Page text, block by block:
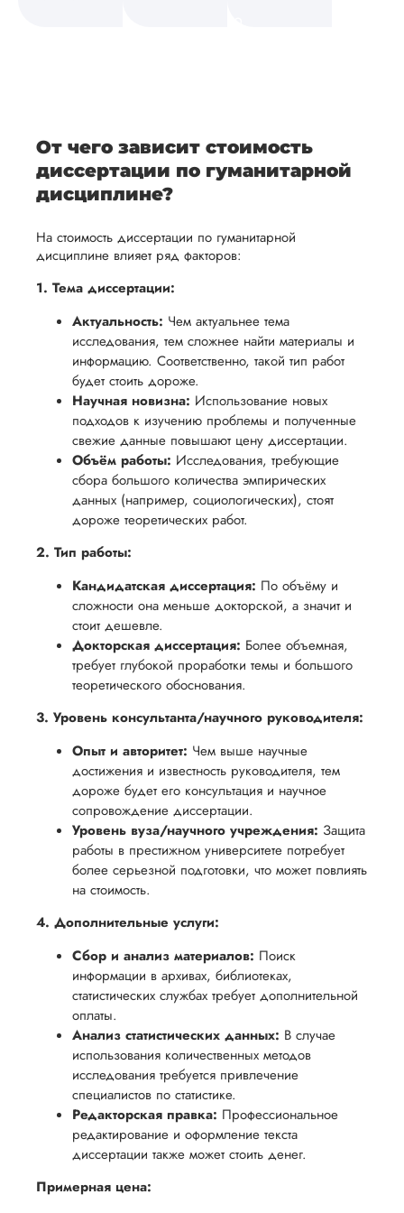
а также
темы.
готовы
предоставить
помощь
подготовке
презентации
и речи
перед
защитой.
Наша
цель -
обеспечить
вам
уверенность
в своей
работе и
помочь
пройти
процесс
защиты
научной
работы.
и
проведения
проверки
работы,
установленная
сумма
будет
возвращена
заказчику.
стремимся
осуществлять
процесс
возврата
способом,
удобным
для вас,
разумные
сроки
после
утверждения
запроса
возврат.
работы. В
начале
сотрудничества
мы
обсудим
договоримся
о сроках
выполнения,
чтобы
учесть
все
аспекты
написания
работы.
От чего зависит стоимость
диссертации по гуманитарной
дисциплине?
На стоимость диссертации по гуманитарной
дисциплине влияет ряд факторов:
1. Тема диссертации:
Актуальность: Чем актуальнее тема
исследования, тем сложнее найти материалы и
информацию. Соответственно, такой тип работ
будет стоить дороже.
Научная новизна: Использование новых
подходов к изучению проблемы и полученные
свежие данные повышают цену диссертации.
Объём работы: Исследования, требующие
сбора большого количества эмпирических
данных (например, социологических), стоят
дороже теоретических работ.
2. Тип работы:
Кандидатская диссертация: По объёму и
сложности она меньше докторской, а значит и
стоит дешевле.
Докторская диссертация: Более объемная,
требует глубокой проработки темы и большого
теоретического обоснования.
3. Уровень консультанта/научного руководителя:
Опыт и авторитет: Чем выше научные
достижения и известность руководителя, тем
дороже будет его консультация и научное
сопровождение диссертации.
Уровень вуза/научного учреждения: Защита
работы в престижном университете потребует
более серьезной подготовки, что может повлиять
на стоимость.
4. Дополнительные услуги:
Сбор и анализ материалов: Поиск
информации в архивах, библиотеках,
статистических службах требует дополнительной
оплаты.
Анализ статистических данных: В случае
использования количественных методов
исследования требуется привлечение
специалистов по статистике.
Редакторская правка: Профессиональное
редактирование и оформление текста
диссертации также может стоить денег.
Примерная цена: